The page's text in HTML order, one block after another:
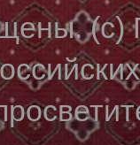
(с)